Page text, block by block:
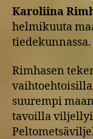
Karoliina
helmikuuta
tiedekunnassa.
Rimhasen
suurempi
tavoilla